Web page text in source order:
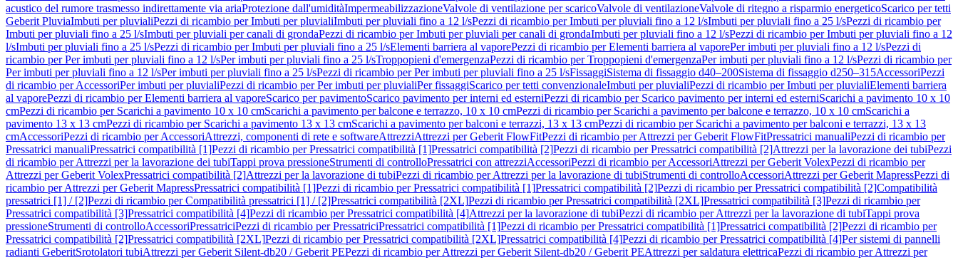
acustico del rumore trasmesso indirettamente via ariaProtezione dall'umiditàImpermeabilizzazioneValvole di ventilazione per scaricoValvole di ventilazioneValvole di ritegno a risparmio energeticoScarico per tetti
Geberit PluviaImbuti per pluvialiPezzi di ricambio per Imbuti per pluvialiImbuti per pluviali fino a 12 l/sPezzi di ricambio per Imbuti per pluviali fino a 12 l/sImbuti per pluviali fino a 25 l/sPezzi di ricambio per
Imbuti per pluviali fino a 25 l/sImbuti per pluviali per canali di grondaPezzi di ricambio per Imbuti per pluviali per canali di grondaImbuti per pluviali fino a 12 l/sPezzi di ricambio per Imbuti per pluviali fino a 12
l/sImbuti per pluviali fino a 25 l/sPezzi di ricambio per Imbuti per pluviali fino a 25 l/sElementi barriera al vaporePezzi di ricambio per Elementi barriera al vaporePer imbuti per pluviali fino a 12 l/sPezzi di
ricambio per Per imbuti per pluviali fino a 12 l/sPer imbuti per pluviali fino a 25 l/sTroppopieni d'emergenzaPezzi di ricambio per Troppopieni d'emergenzaPer imbuti per pluviali fino a 12 l/sPezzi di ricambio per
Per imbuti per pluviali fino a 12 l/sPer imbuti per pluviali fino a 25 l/sPezzi di ricambio per Per imbuti per pluviali fino a 25 l/sFissaggiSistema di fissaggio d40–200Sistema di fissaggio d250–315AccessoriPezzi
di ricambio per AccessoriPer imbuti per pluvialiPezzi di ricambio per Per imbuti per pluvialiPer fissaggiScarico per tetti convenzionaleImbuti per pluvialiPezzi di ricambio per Imbuti per pluvialiElementi barriera
al vaporePezzi di ricambio per Elementi barriera al vaporeScarico per pavimentoScarico pavimento per interni ed esterniPezzi di ricambio per Scarico pavimento per interni ed esterniScarichi a pavimento 10 x 10
cmPezzi di ricambio per Scarichi a pavimento 10 x 10 cmScarichi a pavimento per balcone e terrazzo, 10 x 10 cmPezzi di ricambio per Scarichi a pavimento per balcone e terrazzo, 10 x 10 cmScarichi a
pavimento 13 x 13 cmPezzi di ricambio per Scarichi a pavimento 13 x 13 cmScarichi a pavimento per balconi e terrazzi, 13 x 13 cmPezzi di ricambio per Scarichi a pavimento per balconi e terrazzi, 13 x 13
cmAccessoriPezzi di ricambio per AccessoriAttrezzi, componenti di rete e softwareAttrezziAttrezzi per Geberit FlowFitPezzi di ricambio per Attrezzi per Geberit FlowFitPressatrici manualiPezzi di ricambio per
Pressatrici manualiPressatrici compatibilità [1]Pezzi di ricambio per Pressatrici compatibilità [1]Pressatrici compatibilità [2]Pezzi di ricambio per Pressatrici compatibilità [2]Attrezzi per la lavorazione dei tubiPezzi
di ricambio per Attrezzi per la lavorazione dei tubiTappi prova pressioneStrumenti di controlloPressatrici con attrezziAccessoriPezzi di ricambio per AccessoriAttrezzi per Geberit VolexPezzi di ricambio per
Attrezzi per Geberit VolexPressatrici compatibilità [2]Attrezzi per la lavorazione di tubiPezzi di ricambio per Attrezzi per la lavorazione di tubiStrumenti di controlloAccessoriAttrezzi per Geberit MapressPezzi di
ricambio per Attrezzi per Geberit MapressPressatrici compatibilità [1]Pezzi di ricambio per Pressatrici compatibilità [1]Pressatrici compatibilità [2]Pezzi di ricambio per Pressatrici compatibilità [2]Compatibilità
pressatrici [1] / [2]Pezzi di ricambio per Compatibilità pressatrici [1] / [2]Pressatrici compatibilità [2XL]Pezzi di ricambio per Pressatrici compatibilità [2XL]Pressatrici compatibilità [3]Pezzi di ricambio per
Pressatrici compatibilità [3]Pressatrici compatibilità [4]Pezzi di ricambio per Pressatrici compatibilità [4]Attrezzi per la lavorazione di tubiPezzi di ricambio per Attrezzi per la lavorazione di tubiTappi prova
pressioneStrumenti di controlloAccessoriPressatriciPezzi di ricambio per PressatriciPressatrici compatibilità [1]Pezzi di ricambio per Pressatrici compatibilità [1]Pressatrici compatibilità [2]Pezzi di ricambio per
Pressatrici compatibilità [2]Pressatrici compatibilità [2XL]Pezzi di ricambio per Pressatrici compatibilità [2XL]Pressatrici compatibilità [4]Pezzi di ricambio per Pressatrici compatibilità [4]Per sistemi di pannelli
radianti GeberitSrotolatori tubiAttrezzi per Geberit Silent-db20 / Geberit PEPezzi di ricambio per Attrezzi per Geberit Silent-db20 / Geberit PEAttrezzi per saldatura elettricaPezzi di ricambio per Attrezzi per